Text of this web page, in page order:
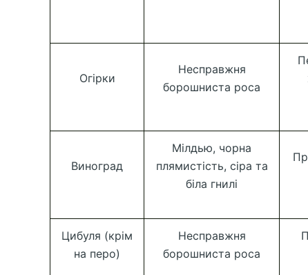
Огірки
Несправжня
борошниста роса
Виноград
Мілдью, чорна
плямистість, сіра та
біла гнилі
Цибуля (крім
на перо)
Несправжня
борошниста роса